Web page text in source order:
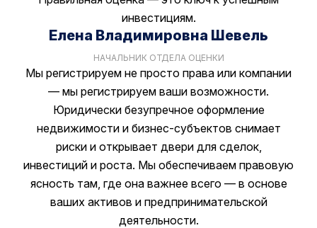
инвестициям.
Елена Владимировна Шевель
НАЧАЛЬНИК ОТДЕЛА ОЦЕНКИ
Мы регистрируем не просто права или компании
— мы регистрируем ваши возможности.
Юридически безупречное оформление
недвижимости и бизнес-субъектов снимает
риски и открывает двери для сделок,
инвестиций и роста. Мы обеспечиваем правовую
ясность там, где она важнее всего — в основе
ваших активов и предпринимательской
деятельности.